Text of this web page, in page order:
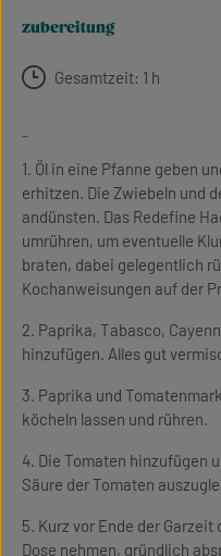
zubereitung
Gesamtzeit: 1 h
-
1. Öl in eine Pfanne geben
erhitzen. Die Zwiebeln und
andünsten. Das Redefine
umrühren, um eventuelle
braten, dabei gelegentlich
Kochanweisungen auf der
2. Paprika, Tabasco,
hinzufügen. Alles gut
3. Paprika und
köcheln lassen und rühren.
4. Die Tomaten hinzufügen
Säure der Tomaten
5. Kurz vor Ende der
Dose nehmen, gründlich